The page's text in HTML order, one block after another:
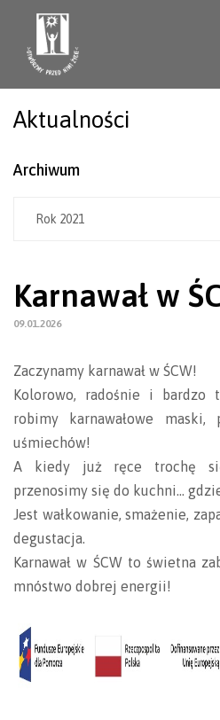
Aktualności
Archiwum
Karnawał w
09.01.2026
Zaczynamy karnawał w ŚCW!
Kolorowo, radośnie i bardzo
robimy karnawałowe
uśmiechów!
A kiedy już ręce trochę
przenosimy się do kuchni…
Jest wałkowanie, smażenie,
degustacja.
Karnawał w ŚCW to świetna
mnóstwo dobrej energii!